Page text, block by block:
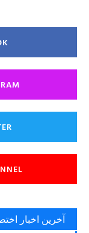
آخرین اخبار